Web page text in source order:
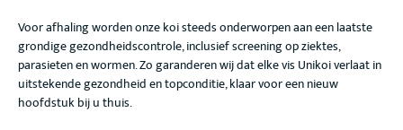
Voor afhaling worden onze koi steeds onderworpen aan een laatste
grondige gezondheidscontrole, inclusief screening op ziektes,
parasieten en wormen. Zo garanderen wij dat elke vis Unikoi verlaat in
uitstekende gezondheid en topconditie, klaar voor een nieuw
hoofdstuk bij u thuis.